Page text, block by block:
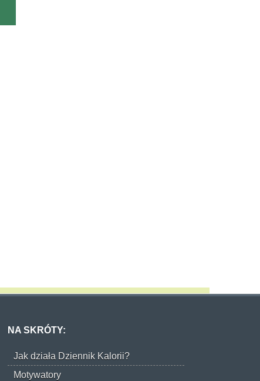
NA SKRÓTY:
Jak działa Dziennik Kalorii?
Motywatory